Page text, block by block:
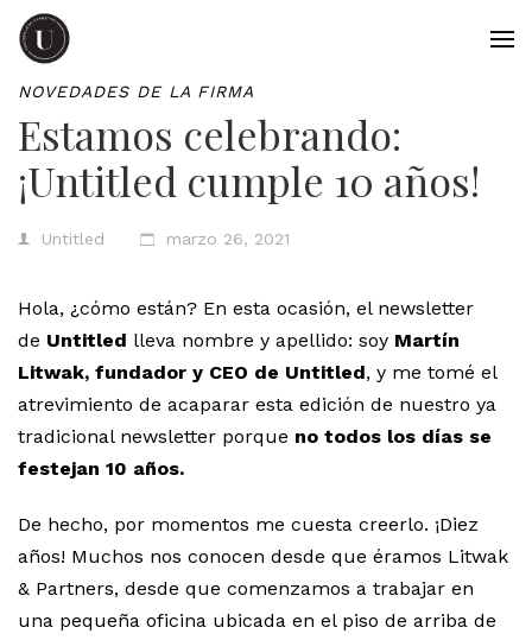
NOVEDADES DE LA FIRMA
Estamos celebrando:
¡Untitled cumple 10 años!
Untitled marzo 26, 2021
Hola, ¿cómo están? En esta ocasión, el newsletter
de Untitled lleva nombre y apellido: soy Martín
Litwak, fundador y CEO de Untitled, y me tomé el
atrevimiento de acaparar esta edición de nuestro ya
tradicional newsletter porque no todos los días se
festejan 10 años.
De hecho, por momentos me cuesta creerlo. ¡Diez
años! Muchos nos conocen desde que éramos Litwak
& Partners, desde que comenzamos a trabajar en
una pequeña oficina ubicada en el piso de arriba de